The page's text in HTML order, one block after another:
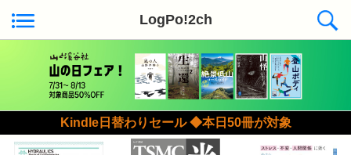
LogPo!2ch
Kindle日替わりセール ◆本日50冊が対象